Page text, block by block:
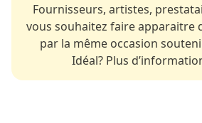
Fournisseurs, artistes,
vous souhaitez faire apparaitre
par la même occasion
Idéal? Plus